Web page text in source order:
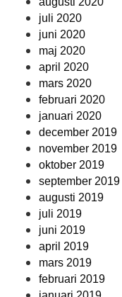
juli 2020
juni 2020
maj 2020
april 2020
mars 2020
februari 2020
januari 2020
december 2019
november 2019
oktober 2019
september 2019
augusti 2019
juli 2019
juni 2019
april 2019
mars 2019
februari 2019